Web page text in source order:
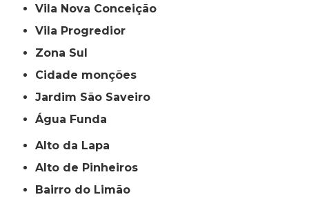
Vila Nova Conceição
Vila Progredior
Zona Sul
cidade monções
jardim São Saveiro
Água Funda
Alto da Lapa
Alto de Pinheiros
Bairro do Limão